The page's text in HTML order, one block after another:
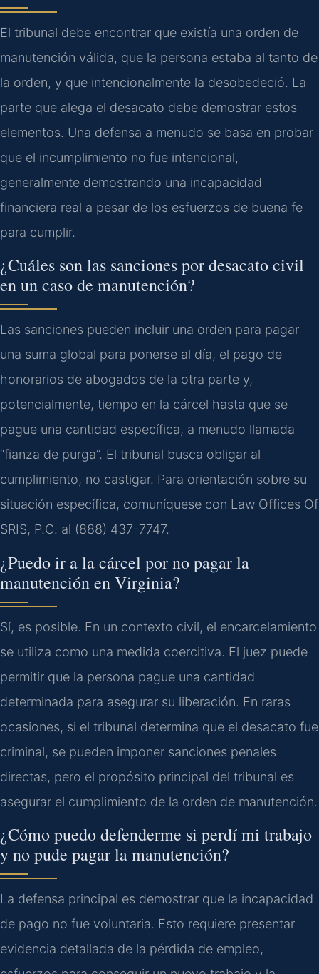
El tribunal debe encontrar que existía una orden de
manutención válida, que la persona estaba al tanto de
la orden, y que intencionalmente la desobedeció. La
parte que alega el desacato debe demostrar estos
elementos. Una defensa a menudo se basa en probar
que el incumplimiento no fue intencional,
generalmente demostrando una incapacidad
financiera real a pesar de los esfuerzos de buena fe
para cumplir.
¿Cuáles son las sanciones por desacato civil
en un caso de manutención?
Las sanciones pueden incluir una orden para pagar
una suma global para ponerse al día, el pago de
honorarios de abogados de la otra parte y,
potencialmente, tiempo en la cárcel hasta que se
pague una cantidad específica, a menudo llamada
“fianza de purga”. El tribunal busca obligar al
cumplimiento, no castigar. Para orientación sobre su
situación específica, comuníquese con Law Offices Of
SRIS, P.C. al (888) 437-7747.
¿Puedo ir a la cárcel por no pagar la
manutención en Virginia?
Sí, es posible. En un contexto civil, el encarcelamiento
se utiliza como una medida coercitiva. El juez puede
permitir que la persona pague una cantidad
determinada para asegurar su liberación. En raras
ocasiones, si el tribunal determina que el desacato fue
criminal, se pueden imponer sanciones penales
directas, pero el propósito principal del tribunal es
asegurar el cumplimiento de la orden de manutención.
¿Cómo puedo defenderme si perdí mi trabajo
y no pude pagar la manutención?
La defensa principal es demostrar que la incapacidad
de pago no fue voluntaria. Esto requiere presentar
evidencia detallada de la pérdida de empleo,